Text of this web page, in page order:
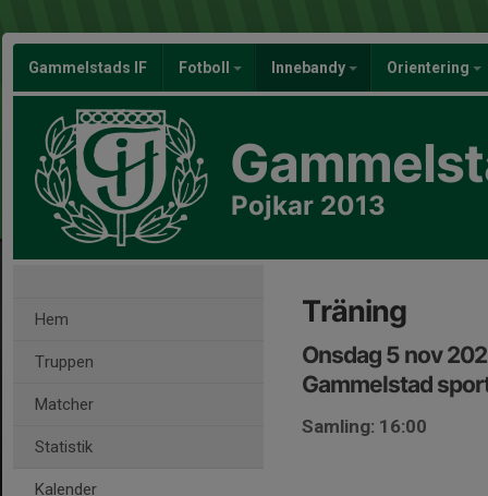
Gammelstads IF Fotboll Innebandy Orientering
Pojkar 2013
Hem
Truppen
Matcher
Statistik
Kalender
Träning
Onsdag 5 nov
Gammelstad
Samling: 16:00